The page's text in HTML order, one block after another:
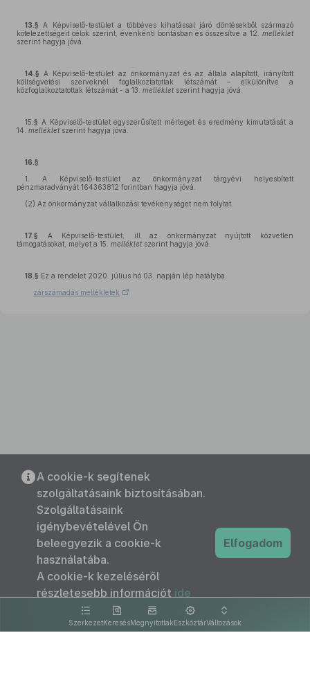
13.§ A Képviselő-testület a többéves kihatással járó döntésekből származó
kötelezettségeit célok szerint, évenkénti bontásban és összesítve a 12 . melléklet
szerint hagyja jóvá.
14.§ A Képviselő-testület az önkormányzat és az általa alapított, irányított
költségvetési szerveknél foglalkoztatottak létszámát – elkülönítve a
közfoglalkoztatottak létszámát - a 13. mellékletszerint hagyja jóvá.
15 .§ A Képviselő-testület egyszerűsített mérleget és eredmény kimutatását a
14. mellékletszerint hagyja jóvá.
16.§
1. A Képviselő-testület az önkormányzat tárgyévi helyesbített
pénzmaradványát 164363812 forintban hagyja jóvá.
(2) Az önkormányzat vállalkozási tevékenységet nem folytat.
17.§ A Képviselő-testület, ill az önkormányzat nyújtott közvetlen
támogatásokat, melyet a 15. mellékletszerint hagyja jóvá.
18.§ Ez a rendelet 2020. július hó 03. napján lép hatályba.
zárszámadás mellékletek
SzerkezetKeresésMegnyitottakEszköztárVáltozások
A cookie-k segítenek
szolgáltatásaink biztosításában.
Szolgáltatásaink
igénybevételével Ön
beleegyezik a cookie-k
használatába.
A cookie-k kezeléséről
részletesebb információt ide
kattintva olvashat.
Elfogadom